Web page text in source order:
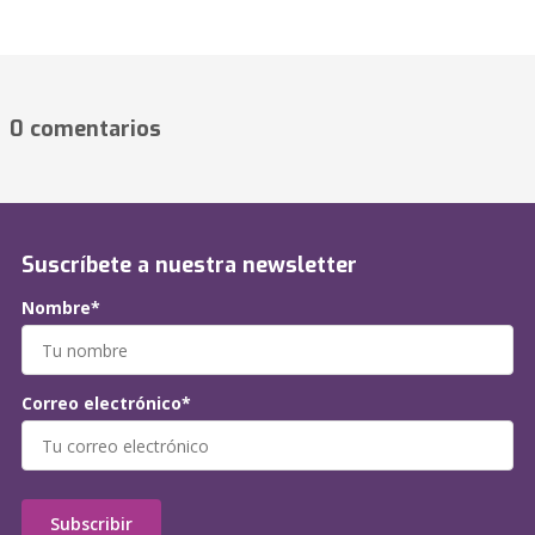
0 comentarios
Suscríbete a nuestra newsletter
Nombre*
Correo electrónico*
Subscribir